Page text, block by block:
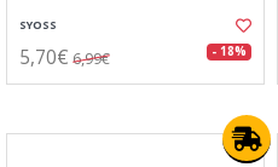
SYOSS
5,70€ 6,99€ - 18%